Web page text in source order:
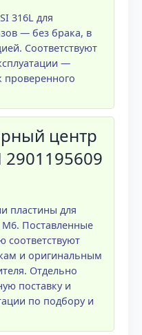
316L для
— без брака, в
Соответствуют
—
проверенного
центр
пластины для
Поставленные
и оригинальным
Отдельно
поставку и
по подбору и